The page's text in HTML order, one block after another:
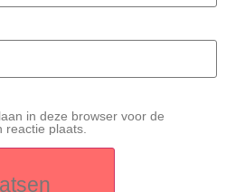
in deze browser voor de
plaats.